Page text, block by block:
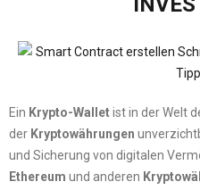
Ein Krypto-Walletist in der Welt
der Kryptowährungen
und Sicherung von digitalen
Ethereum und anderen